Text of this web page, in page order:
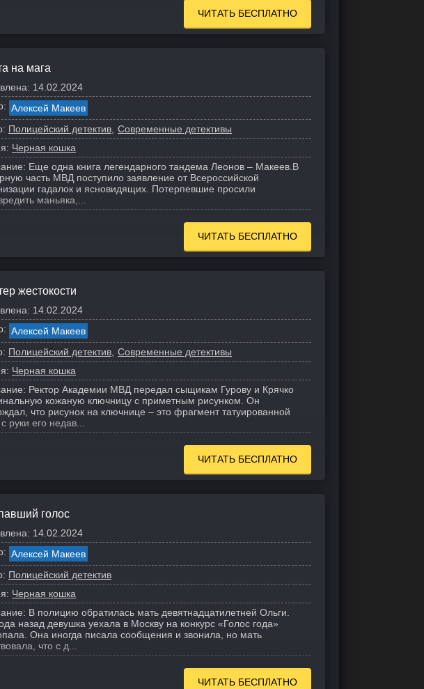
ЧИТАТЬ БЕСПЛАТНО
на мага
14.02.2024
Алексей Макеев
Полицейский детектив Современные детективы
Черная кошка
Еще одна книга легендарного тандема Леонов – Макеев. В
часть МВД поступило заявление от Всероссийской
гадалок и ясновидящих. Потерпевшие просили
маньяка,...
ЧИТАТЬ БЕСПЛАТНО
жестокости
14.02.2024
Алексей Макеев
Полицейский детектив Современные детективы
Черная кошка
Ректор Академии МВД передал сыщикам Гурову и Крячко
кожаную ключницу с приметным рисунком. Он
что рисунок на ключнице – это фрагмент татуированной
руки его недав...
ЧИТАТЬ БЕСПЛАТНО
голос
14.02.2024
Алексей Макеев
Полицейский детектив
Черная кошка
В полицию обратилась мать девятнадцатилетней Ольги.
назад девушка уехала в Москву на конкурс «Голос года»
Она иногда писала сообщения и звонила, но мать
что с д...
ЧИТАТЬ БЕСПЛАТНО